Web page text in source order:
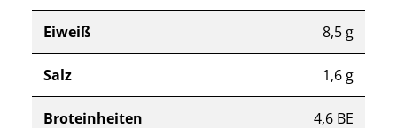
Eiweiß 8,5 g
Salz 1,6 g
Broteinheiten 4,6 BE